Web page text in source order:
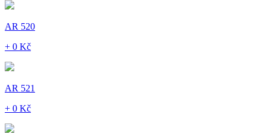
AR 520
+ 0 Kč
AR 521
+ 0 Kč